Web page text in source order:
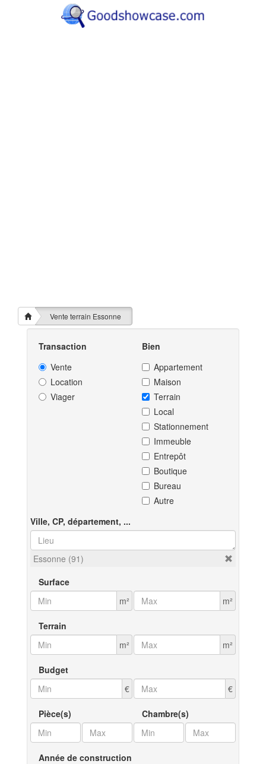
Vente terrain Essonne
Transaction
Vente
Location
Viager
Bien
Appartement
Maison
Terrain
Local
Stationnement
Immeuble
Entrepôt
Boutique
Bureau
Autre
Ville, CP, département, ...
Essonne (91)
Surface
m²
m²
Terrain
m²
m²
Budget
€
€
Pièce(s) Chambre(s)
Année de construction